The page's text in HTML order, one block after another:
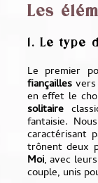
Les
1. Le type
Le premier
fiançaillesvers
en effet le
solitaire
fantaisie.
caractérisant
trônent deux
Moi, avec
couple, unis